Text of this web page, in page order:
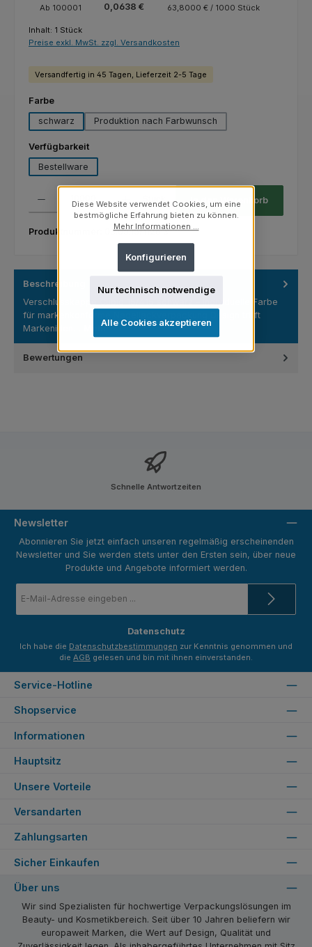
Ab 100001 0,0638 € 63,8000 € / 1000 Stück
Inhalt: 1 Stück
Preise exkl. MwSt. zzgl. Versandkosten
Versandfertig in 45 Tagen, Lieferzeit 2-5 Tage
Farbeauswählen
schwarz
Produktion nach Farbwunsch
Verfügbarkeitauswählen
Bestellware
Produkt Anzahl: Gib den gewünschten Wert ein oder benutze die
In den Warenkorb
Produktnummer: 03.05.15/1126.3
Beschreibung
Verschlusskappe Cubic 15/415 schwarz – Individuelle Farbe
für markenkonforme Nagellackverpackung Design trifft
Markeniden…
Mehr
Bewertungen
Schnelle Antwortzeiten
Newsletter
Abonnieren Sie jetzt einfach unseren regelmäßig erscheinenden
Newsletter und Sie werden stets unter den Ersten sein, über neue
Produkte und Angebote informiert werden.
Mail-
Datenschutz
Ich habe die Datenschutzbestimmungen zur Kenntnis genommen und
die AGB gelesen und bin mit ihnen einverstanden.
Service-Hotline
Shopservice
Informationen
Unsere Vorteile
Versandarten
Zahlungsarten
Hauptsitz
Sicher Einkaufen
Über uns
Wir sind Spezialisten für hochwertige Verpackungslösungen im
Beauty- und Kosmetikbereich. Seit über 10 Jahren beliefern wir
europaweit Marken, die Wert auf Design, Qualität und
Diese Website verwendet Cookies, um eine
bestmögliche Erfahrung bieten zu können.
Mehr Informationen ...
Nur technisch notwendige
Konfigurieren
Alle Cookies akzeptieren